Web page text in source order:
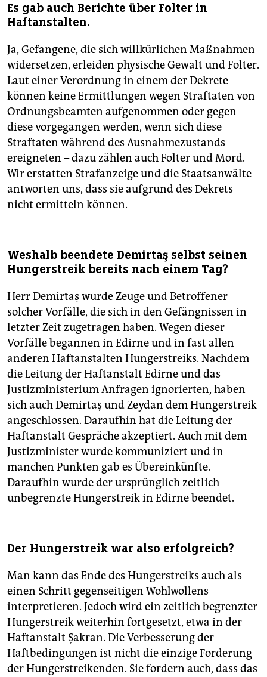
Es gab auch Berichte über Folter in
Haftanstalten.
Ja, Gefangene, die sich willkürlichen Maßnahmen
widersetzen, erleiden physische Gewalt und Folter.
Laut einer Verordnung in einem der Dekrete
können keine Ermittlungen wegen Straftaten von
Ordnungsbeamten aufgenommen oder gegen
diese vorgegangen werden, wenn sich diese
Straftaten während des Ausnahmezustands
ereigneten – dazu zählen auch Folter und Mord.
Wir erstatten Strafanzeige und die Staatsanwälte
antworten uns, dass sie aufgrund des Dekrets
nicht ermitteln können.
Weshalb beendete Demirtaş selbst seinen
Hungerstreik bereits nach einem Tag?
Herr Demirtaş wurde Zeuge und Betroffener
solcher Vorfälle, die sich in den Gefängnissen in
letzter Zeit zugetragen haben. Wegen dieser
Vorfälle begannen in Edirne und in fast allen
anderen Haftanstalten Hungerstreiks. Nachdem
die Leitung der Haftanstalt Edirne und das
Justizministerium Anfragen ignorierten, haben
sich auch Demirtaş und Zeydan dem Hungerstreik
angeschlossen. Daraufhin hat die Leitung der
Haftanstalt Gespräche akzeptiert. Auch mit dem
Justizminister wurde kommuniziert und in
manchen Punkten gab es Übereinkünfte.
Daraufhin wurde der ursprünglich zeitlich
unbegrenzte Hungerstreik in Edirne beendet.
Der Hungerstreik war also erfolgreich?
Man kann das Ende des Hungerstreiks auch als
einen Schritt gegenseitigen Wohlwollens
interpretieren. Jedoch wird ein zeitlich begrenzter
Hungerstreik weiterhin fortgesetzt, etwa in der
Haftanstalt Şakran. Die Verbesserung der
Haftbedingungen ist nicht die einzige Forderung
der Hungerstreikenden. Sie fordern auch, dass das